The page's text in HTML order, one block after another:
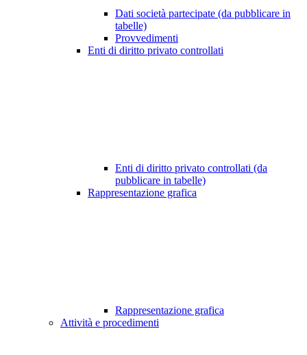
Dati società partecipate (da pubblicare in
tabelle)
Provvedimenti
Enti di diritto privato controllati
Enti di diritto privato controllati (da
pubblicare in tabelle)
Rappresentazione grafica
Rappresentazione grafica
Attività e procedimenti